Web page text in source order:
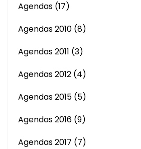
Agendas (17)
Agendas 2010 (8)
Agendas 2011 (3)
Agendas 2012 (4)
Agendas 2015 (5)
Agendas 2016 (9)
Agendas 2017 (7)